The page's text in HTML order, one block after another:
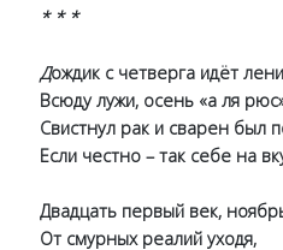
* * *
Дождик с четверга идёт
Всюду лужи, осень «а ля
Свистнул рак и сварен был
Если честно – так себе на
Двадцать первый век,
От смурных реалий уходя,